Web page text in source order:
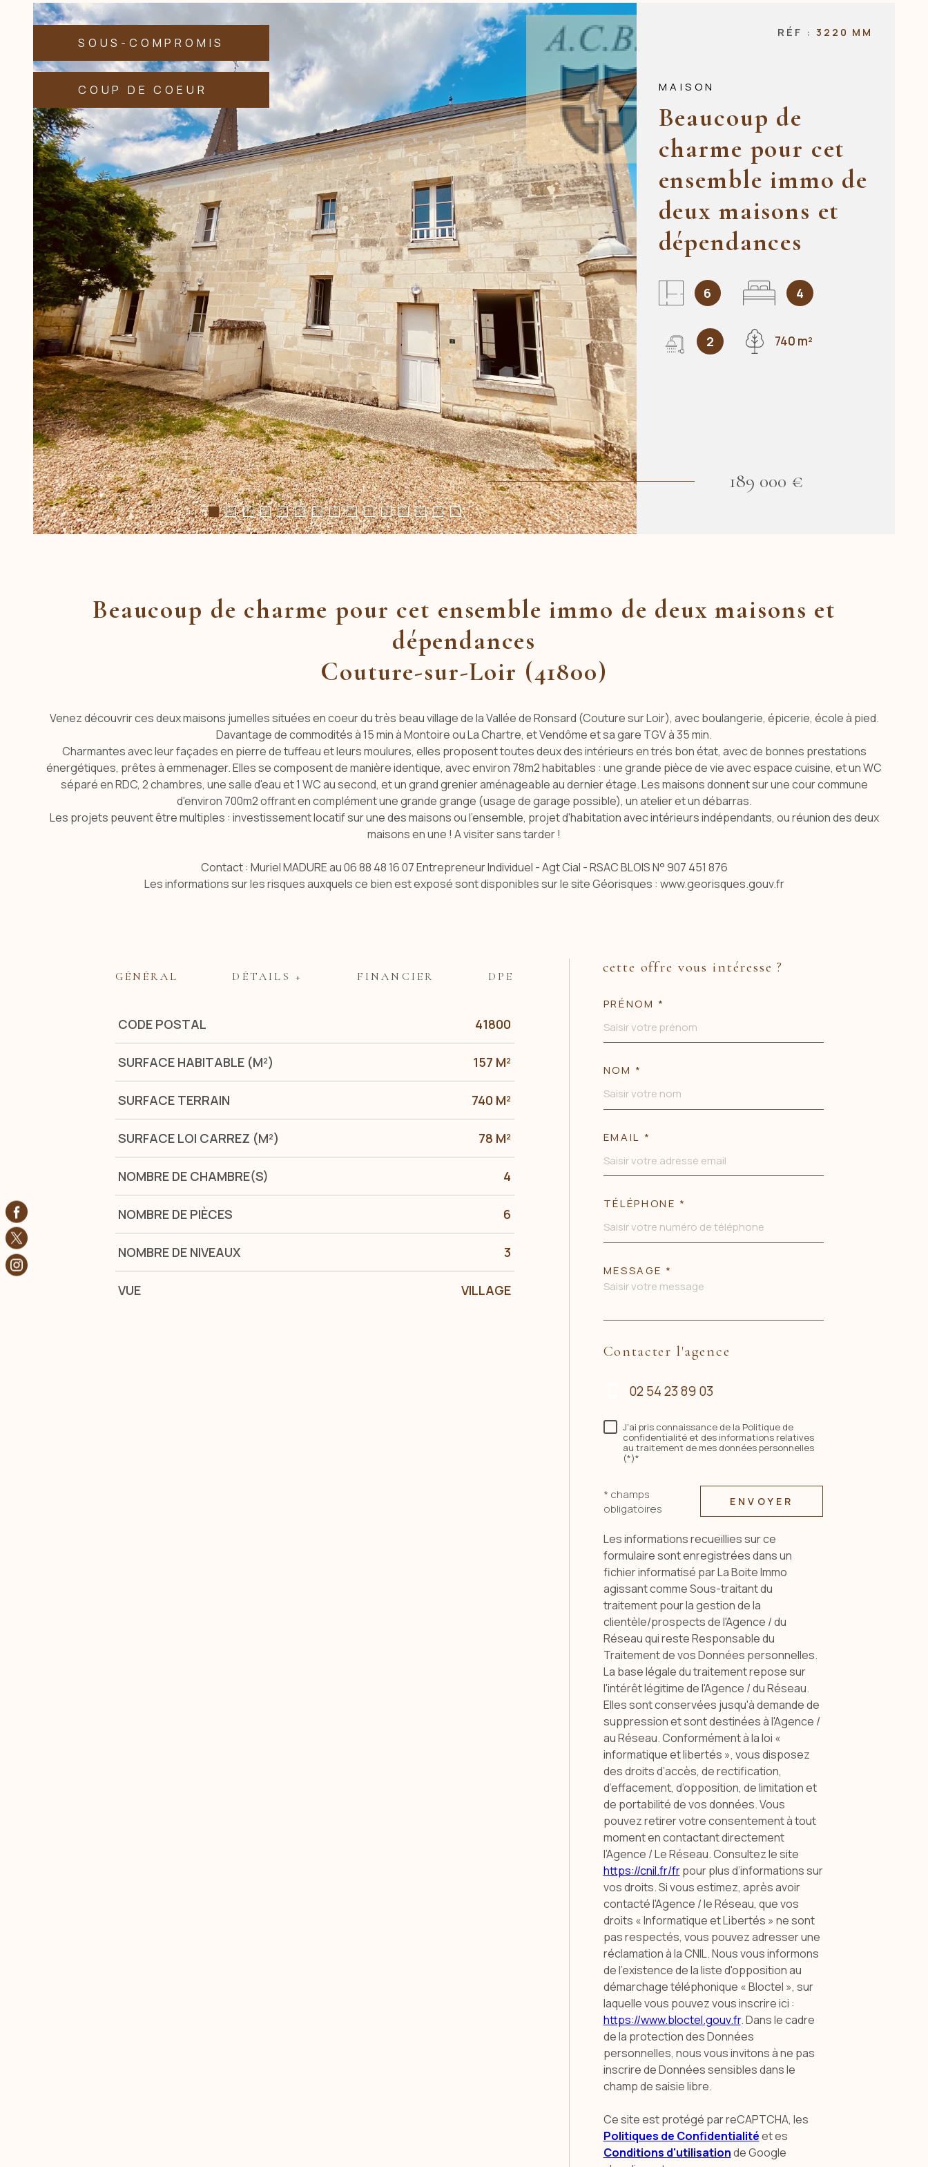
SOUS-COMPROMIS
COUP DE COEUR
RÉF :3220 MM
MAISON
Beaucoup de
charme pour cet
ensemble immo de
deux maisons et
dépendances
6 4
2 740 m²
189 000 €
Beaucoup de charme pour cet ensemble immo de deux maisons et
dépendances
Couture-sur-Loir (41800)
Venez découvrir ces deux maisons jumelles situées en coeur du très beau village de la Vallée de Ronsard (Couture sur Loir), avec boulangerie, épicerie, école à pied.
Davantage de commodités à 15 min à Montoire ou La Chartre, et Vendôme et sa gare TGV à 35 min.
Charmantes avec leur façades en pierre de tuffeau et leurs moulures, elles proposent toutes deux des intérieurs en trés bon état, avec de bonnes prestations
énergétiques, prêtes à emmenager. Elles se composent de manière identique, avec environ 78m2 habitables : une grande pièce de vie avec espace cuisine, et un WC
séparé en RDC, 2 chambres, une salle d'eau et 1 WC au second, et un grand grenier aménageable au dernier étage. Les maisons donnent sur une cour commune
d'environ 700m2 offrant en complément une grande grange (usage de garage possible), un atelier et un débarras.
Les projets peuvent être multiples : investissement locatif sur une des maisons ou l'ensemble, projet d'habitation avec intérieurs indépendants, ou réunion des deux
maisons en une ! A visiter sans tarder !
Contact : Muriel MADURE au 06 88 48 16 07 Entrepreneur Individuel - Agt Cial - RSAC BLOIS N° 907 451 876
Les informations sur les risques auxquels ce bien est exposé sont disponibles sur le site Géorisques : www.georisques.gouv.fr
GÉNÉRAL DÉTAILS + FINANCIER DPE
Caractérisque Valeurs
CODE POSTAL 41800
SURFACE HABITABLE (M²) 157 M²
SURFACE TERRAIN 740 M²
SURFACE LOI CARREZ (M²) 78 M²
NOMBRE DE CHAMBRE(S) 4
NOMBRE DE PIÈCES 6
NOMBRE DE NIVEAUX 3
VUE VILLAGE
cette offre vous intéresse ?
PRÉNOM *
NOM *
EMAIL *
TÉLÉPHONE *
MESSAGE *
Contacter l'agence
02 54 23 89 03
J'ai pris connaissance de la Politique de
confidentialité et des informations relatives
au traitement de mes données personnelles
(*)*
* champs
obligatoires
ENVOYER
Les informations recueillies sur ce
formulaire sont enregistrées dans un
fichier informatisé par La Boite Immo
agissant comme Sous-traitant du
traitement pour la gestion de la
clientèle/prospects de l'Agence / du
Réseau qui reste Responsable du
Traitement de vos Données personnelles.
La base légale du traitement repose sur
l'intérêt légitime de l'Agence / du Réseau.
Elles sont conservées jusqu'à demande de
suppression et sont destinées à l'Agence /
au Réseau. Conformément à la loi «
informatique et libertés », vous disposez
des droits d’accès, de rectification,
d’effacement, d’opposition, de limitation et
de portabilité de vos données. Vous
pouvez retirer votre consentement à tout
moment en contactant directement
l’Agence / Le Réseau. Consultez le site
https://cnil.fr/frpour plus d’informations sur
vos droits. Si vous estimez, après avoir
contacté l'Agence / le Réseau, que vos
droits « Informatique et Libertés » ne sont
pas respectés, vous pouvez adresser une
réclamation à la CNIL. Nous vous informons
de l’existence de la liste d'opposition au
démarchage téléphonique « Bloctel », sur
laquelle vous pouvez vous inscrire ici :
https://www.bloctel.gouv.fr. Dans le cadre
de la protection des Données
personnelles, nous vous invitons à ne pas
inscrire de Données sensibles dans le
champ de saisie libre.
Ce site est protégé par reCAPTCHA, les
Politiques de Confidentialitéet es
Conditions d'utilisationde Google